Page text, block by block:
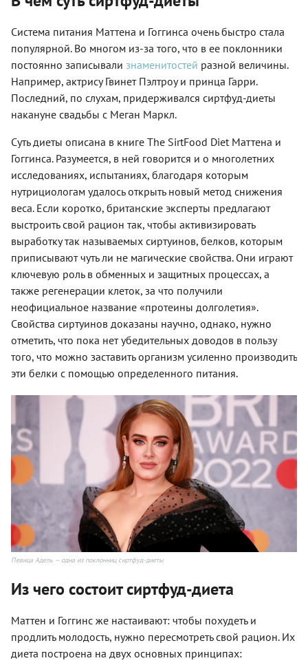
Система питания Маттена и Гоггинса очень быстро стала
популярной. Во многом из-за того, что в ее поклонники
постоянно записывали знаменитостей разной величины.
Например, актрису Гвинет Пэлтроу и принца Гарри.
Последний, по слухам, придерживался сиртфуд-диеты
накануне свадьбы с Меган Маркл.
Суть диеты описана в книге The SirtFood Diet Маттена и
Гоггинса. Разумеется, в ней говорится и о многолетних
исследованиях, испытаниях, благодаря которым
нутрициологам удалось открыть новый метод снижения
веса. Если коротко, британские эксперты предлагают
выстроить свой рацион так, чтобы активизировать
выработку так называемых сиртуинов, белков, которым
приписывают чуть ли не магические свойства. Они играют
ключевую роль в обменных и защитных процессах, а
также регенерации клеток, за что получили
неофициальное название «протеины долголетия».
Свойства сиртуинов доказаны научно, однако, нужно
отметить, что пока нет убедительных доводов в пользу
того, что можно заставить организм усиленно производить
эти белки с помощью определенного питания.
Певица Адель — одна из поклонниц сиртфуд-диеты
Из чего состоит сиртфуд-диета
Маттен и Гоггинс же настаивают: чтобы похудеть и
продлить молодость, нужно пересмотреть свой рацион. Их
диета построена на двух основных принципах: